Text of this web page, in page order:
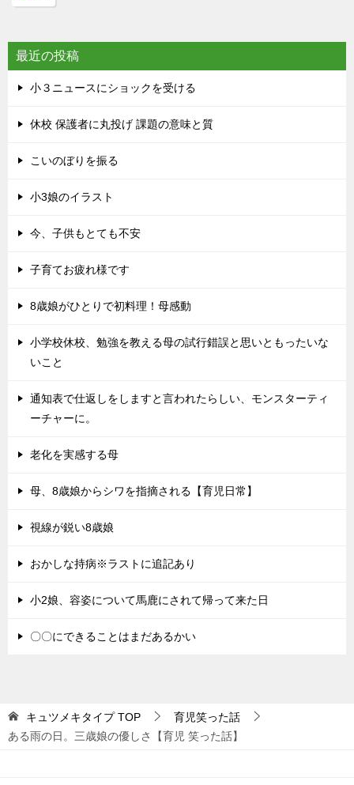
最近の投稿
小３ニュースにショックを受ける
休校 保護者に丸投げ 課題の意味と質
こいのぼりを振る
小3娘のイラスト
今、子供もとても不安
子育てお疲れ様です
8歳娘がひとりで初料理！母感動
小学校休校、勉強を教える母の試行錯誤と思いともったいな
いこと
通知表で仕返しをしますと言われたらしい、モンスターティ
ーチャーに。
老化を実感する母
母、8歳娘からシワを指摘される【育児日常】
視線が鋭い8歳娘
おかしな持病※ラストに追記あり
小2娘、容姿について馬鹿にされて帰って来た日
〇〇にできることはまだあるかい
キュツメキタイプTOP
育児笑った話
ある雨の日。三歳娘の優しさ【育児 笑った話】